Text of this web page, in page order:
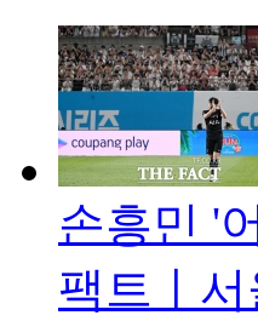
손흥민 '
팩트ㅣ